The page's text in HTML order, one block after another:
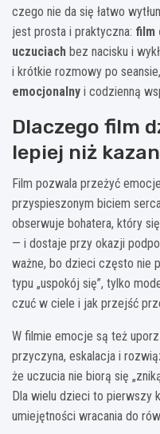
czego nie da się łatwo
jest prosta i praktyczna: film
uczuciach bez nacisku i
i krótkie rozmowy po
emocjonalny i codzienną
Dlaczego film
lepiej niż
Film pozwala przeżyć
przyspieszonym biciem
obserwuje bohatera, który
— i dostaje przy okazji
ważne, bo dzieci często nie
typu „uspokój się”, tylko
czuć w ciele i jak przejść
W filmie emocje są też
przyczyna, eskalacja i
że uczucia nie biorą się
Dla wielu dzieci to pierwszy
umiejętności wracania do